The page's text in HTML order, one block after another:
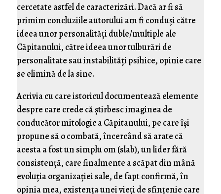
cercetate astfel de caracterizări. Dacă ar fi să
primim concluziile autorului am fi conduşi către
ideea unor personalităţi duble/multiple ale
Căpitanului, către ideea unor tulburări de
personalitate sau instabilităţi psihice, opinie care
se elimină de la sine.
Acrivia cu care istoricul documentează elemente
despre care crede că ştirbesc imaginea de
conducător mitologic a Căpitanului, pe care îşi
propune să o combată, încercând să arate că
acesta a fost un simplu om (slab), un lider fără
consistenţă, care finalmente a scăpat din mână
evoluţia organizaţiei sale, de fapt confirmă, în
opinia mea, existenţa unei vieţi de sfinţenie care